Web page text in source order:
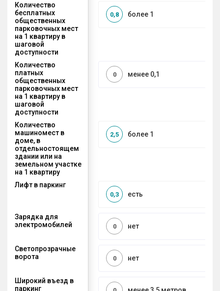
Количество
бесплатных
общественных
парковочных мест
на 1 квартиру в
шаговой
доступности
более 1
0,8
Количество
платных
общественных
парковочных мест
на 1 квартиру в
шаговой
доступности
менее 0,1
0
Количество
машиномест в
доме, в
отдельностоящем
здании или на
земельном участке
на 1 квартиру
более 1
2,5
Лифт в паркинг
есть
0,3
Зарядка для
электромобилей
нет
0
Светопрозрачные
ворота
нет
0
Широкий въезд в
паркинг